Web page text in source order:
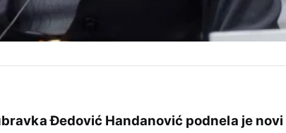
Đedović Handanović podnela je novi